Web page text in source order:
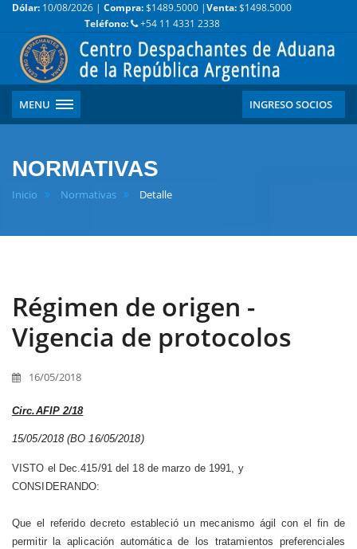
Dólar: 10/08/2026 | Compra:$1489.5000 |Venta:$1498.5000
Teléfono:
+54 11 4331 2338
MENU INGRESO SOCIOS
NORMATIVAS
Inicio Normativas Detalle
Régimen de origen -
Vigencia de protocolos
16/05/2018
Circ.AFIP 2/18
15/05/2018 (BO 16/05/2018)
VISTO el Dec.415/91 del 18 de marzo de 1991, y
CONSIDERANDO:
Que el referido decreto estableció un mecanismo ágil con el fin de
permitir la aplicación automática de los tratamientos preferenciales